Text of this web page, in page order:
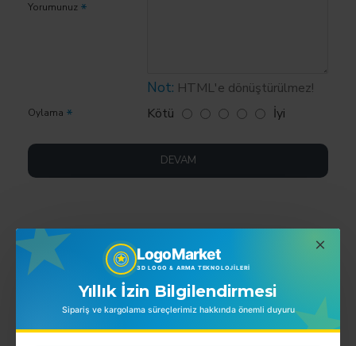
LogoMarket
3D LOGO & ARMA TEKNOLOJILERI
Yıllık İzin Bilgilendirmesi
Sipariş ve kargolama süreçlerimiz hakkında önemli duyuru
Yorumunuz
Not: HTML'e dönüştürülmez!
Oylama Kötü İyi
DEVAM
EN ÇOK SATINLANLAR